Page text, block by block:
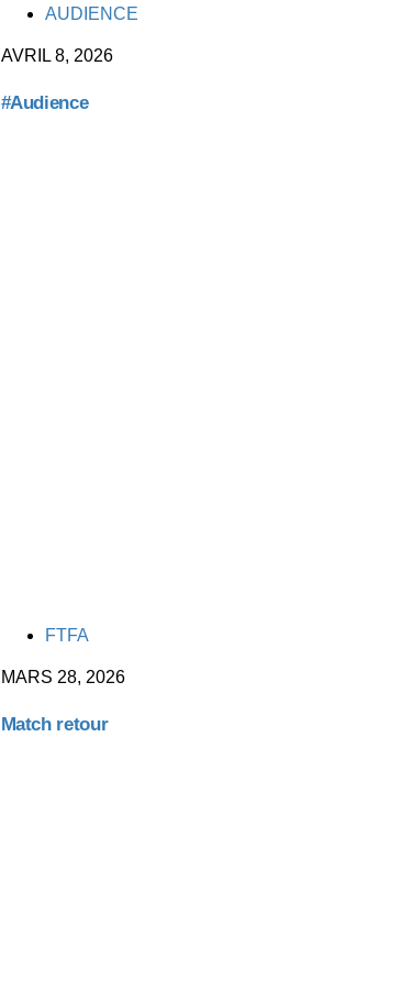
TAGSAUDIENCE
AVRIL 8, 2026
#Audience
TAGSFTFA
MARS 28, 2026
Match retour